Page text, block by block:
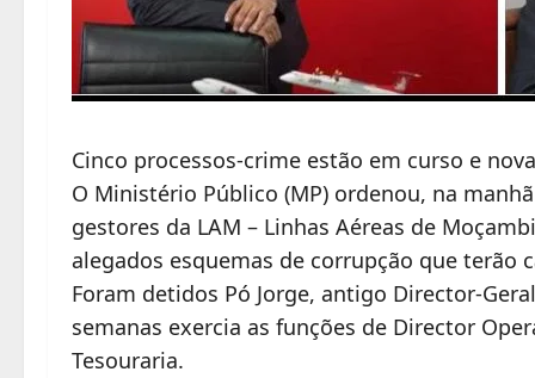
Cinco processos-crime estão em curso e
O Ministério Público (MP) ordenou, na
gestores da LAM – Linhas Aéreas de
alegados esquemas de corrupção que terão
Foram detidos Pó Jorge, antigo Director-
semanas exercia as funções de Director
Tesouraria.